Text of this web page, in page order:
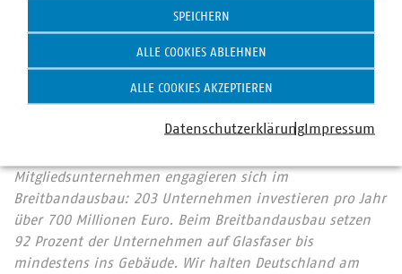
Prozent, Gas 67 Prozent, Trinkwasser 91 Prozent, Wärme
79 Prozent, Abwasser 45 Prozent. Sie entsorgen jeden Tag
31.500 Tonnen Abfall und tragen durch getrennte
67 Prozent die höchste Recyclingquote in der
Mitgliedsunternehmen engagieren sich im
Breitbandausbau: 203 Unternehmen investieren pro Jahr
über 700 Millionen Euro. Beim Breitbandausbau setzen
92 Prozent der Unternehmen auf Glasfaser bis
mindestens ins Gebäude. Wir halten Deutschland am
SPEICHERN
ALLE COOKIES ABLEHNEN
ALLE COOKIES AKZEPTIEREN
DatenschutzerklärungImpressum